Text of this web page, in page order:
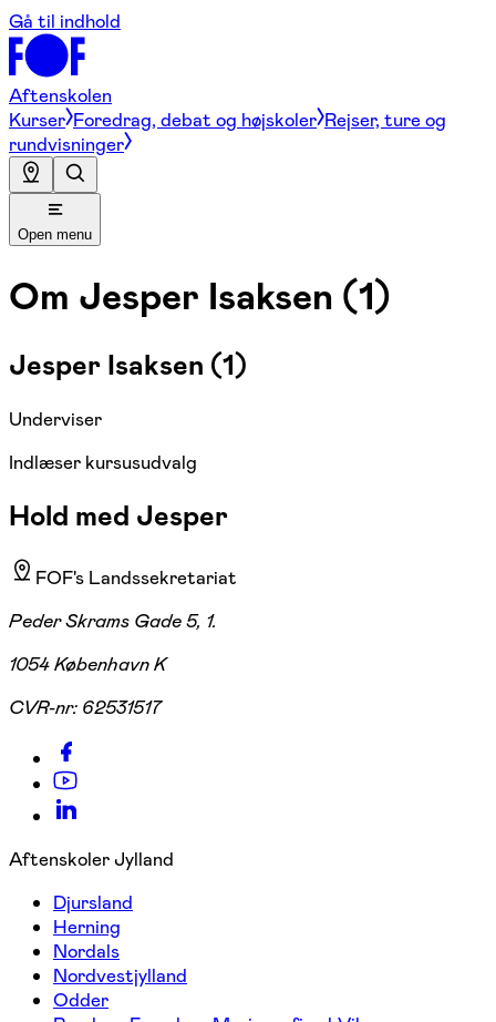
Gå til indhold
Aftenskolen
Kurser Foredrag, debat og højskoler Rejser, ture og
rundvisninger
Open menu
Om Jesper Isaksen (1)
Jesper Isaksen (1)
Underviser
Indlæser kursusudvalg
Hold med Jesper
FOF's Landssekretariat
Peder Skrams Gade 5, 1.
1054 København K
CVR-nr: 62531517
Aftenskoler Jylland
Djursland
Herning
Nordals
Nordvestjylland
Odder